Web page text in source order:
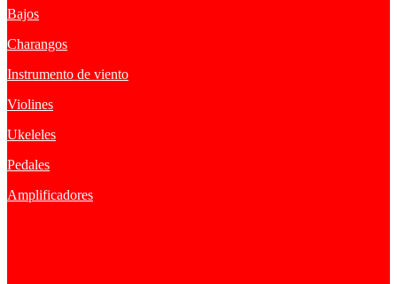
Bajos
Charangos
Instrumento de viento
Violines
Ukeleles
Pedales
Amplificadores